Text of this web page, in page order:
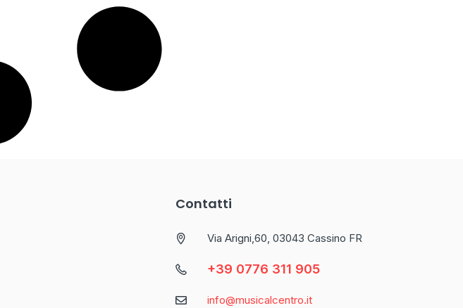
Contatti
Via Arigni,60, 03043 Cassino FR
+39 0776 311 905
info@musicalcentro.it